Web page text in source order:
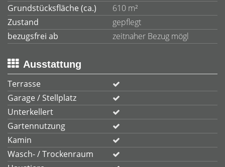
Grundstücksfläche (ca.)
610 m²
Zustand
gepflegt
bezugsfrei ab
zeitnaher Bezug mögl
Ausstattung
Terrasse
Garage / Stellplatz
Unterkellert
Gartennutzung
Kamin
Wasch- / Trockenraum